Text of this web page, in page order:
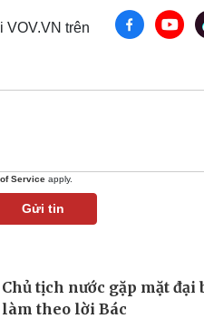
VOV.VN trên
Service apply.
Gửi tin
Chủ tịch nước gặp mặt
làm theo lời Bác